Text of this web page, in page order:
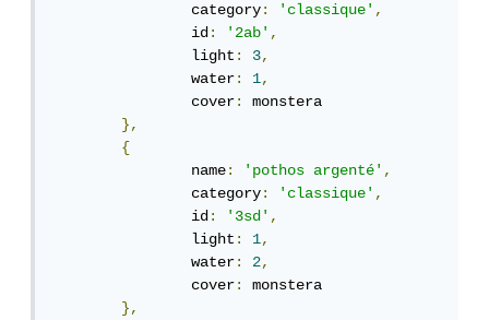
		category
: 'classique',
		id
: '2ab',
		light
: 3,
		water
: 1,
		cover
:
monstera
},
{
		name
: 'pothos argenté',
		category
: 'classique',
		id
: '3sd',
		light
: 1,
		water
: 2,
		cover
:
monstera
},